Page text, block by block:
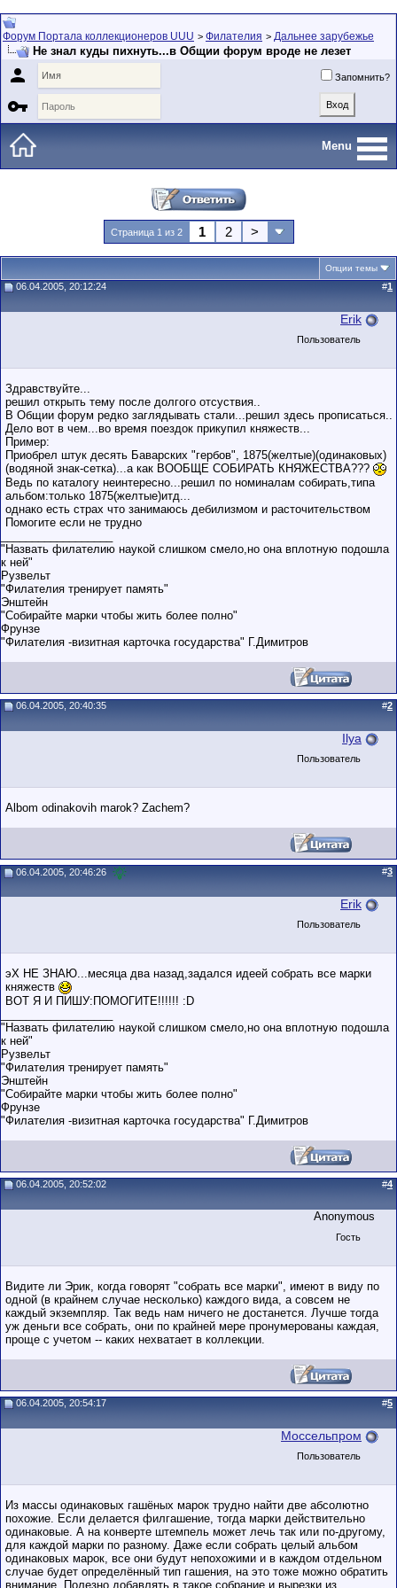
Форум Портала коллекционеров UUU > Филателия > Дальнее зарубежье
Не знал куды пихнуть...в Общии форум вроде не лезет
 Запомнить?

Menu
Страница 1 из 2 1 2 >
Опции темы
06.04.2005, 20:12:24 #1
Erik
Пользователь
Здравствуйте...
решил открыть тему после долгого отсуствия..
В Общии форум редко заглядывать стали...решил здесь прописаться..
Дело вот в чем...во время поездок прикупил княжеств...
Пример:
Приобрел штук десять Баварских "гербов", 1875(желтые)(одинаковых)
(водяной знак-сетка)...а как ВООБЩЕ СОБИРАТЬ КНЯЖЕСТВА???
Ведь по каталогу неинтересно...решил по номиналам собирать,типа
альбом:только 1875(желтые)итд...
однако есть страх что занимаюсь дебилизмом и расточительством
Помогите если не трудно
"Назвать филателию наукой слишком смело,но она вплотную подошла
к ней"
Рузвельт
"Филателия тренирует память"
Энштейн
"Собирайте марки чтобы жить более полно"
Фрунзе
"Филателия -визитная карточка государства" Г.Димитров
06.04.2005, 20:40:35 #2
Ilya
Пользователь
Albom odinakovih marok? Zachem?
06.04.2005, 20:46:26 #3
Erik
Пользователь
эХ НЕ ЗНАЮ...месяца два назад,задался идеей собрать все марки
княжеств
ВОТ Я И ПИШУ:ПОМОГИТЕ!!!!!! :D
"Назвать филателию наукой слишком смело,но она вплотную подошла
к ней"
Рузвельт
"Филателия тренирует память"
Энштейн
"Собирайте марки чтобы жить более полно"
Фрунзе
"Филателия -визитная карточка государства" Г.Димитров
06.04.2005, 20:52:02 #4
Anonymous
Гость
Видите ли Эрик, когда говорят "собрать все марки", имеют в виду по
одной (в крайнем случае несколько) каждого вида, а совсем не
каждый экземпляр. Так ведь нам ничего не достанется. Лучше тогда
уж деньги все собрать, они по крайней мере пронумерованы каждая,
проще с учетом -- каких нехватает в коллекции.
06.04.2005, 20:54:17 #5
Моссельпром
Пользователь
Из массы одинаковых гашёных марок трудно найти две абсолютно
похожие. Если делается филгашение, тогда марки действительно
одинаковые. А на конверте штемпель может лечь так или по-другому,
для каждой марки по разному. Даже если собрать целый альбом
одинаковых марок, все они будут непохожими и в каждом отдельном
случае будет определённый тип гашения, на это тоже можно обратить
внимание. Полезно добавлять в такое собрание и вырезки из